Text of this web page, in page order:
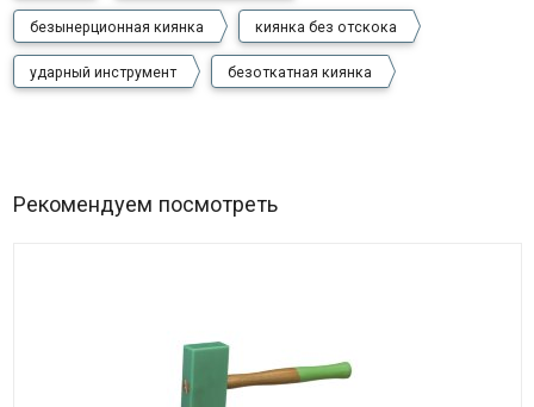
безынерционная киянка киянка без отскока
ударный инструмент безоткатная киянка
Рекомендуем посмотреть